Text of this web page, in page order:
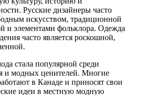
Русские дизайнеры часто
искусством, традиционной
и элементами фольклора. Одежда
часто является роскошной,
стала популярной среди
и модных ценителей. Многие
в Канаде и приносят свои
идеи в местную модную